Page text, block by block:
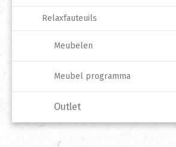
Relaxfauteuils
Meubelen
Meubel programma
Outlet